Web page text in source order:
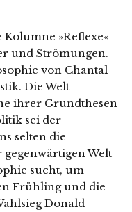
»Reflexe«
und Strömungen.
von Chantal
Die Welt
ihrer Grundthesen
sei der
selten die
Welt
sucht, um
Frühling und die
Donald